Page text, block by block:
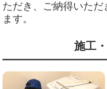
ただき、ご納得いただ
ます。
施工